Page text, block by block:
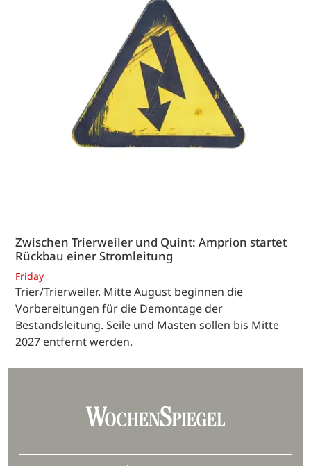
Zwischen Trierweiler und Quint: Amprion startet
Rückbau einer Stromleitung
Friday
Trier/Trierweiler. Mitte August beginnen die
Vorbereitungen für die Demontage der
Bestandsleitung. Seile und Masten sollen bis Mitte
2027 entfernt werden.